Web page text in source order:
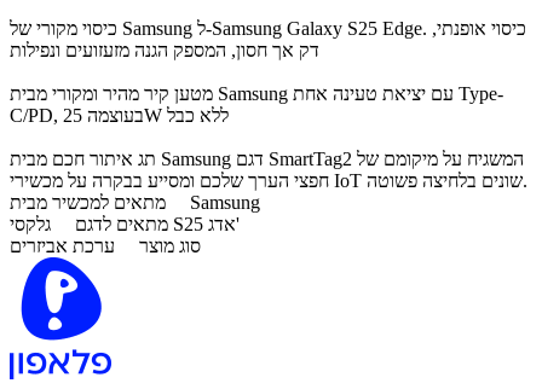
כיסוי מקורי של Samsung ל-Samsung Galaxy S25 Edge. כיסוי אופנתי,
דק אך חסון, המספק הגנה מזעזועים ונפילות
מטען קיר מהיר ​ומקורי מבית Samsung עם יציאת טעינה אחת Type-
C/PD, בעוצמה 25W ללא כבל
​תג איתור חכם מבית Samsung דגם SmartTag2 המשגיח על מיקומם של
חפצי הערך שלכם ומסייע בבקרה על מכשירי IoT שונים בלחיצה פשוטה.
מתאים למכשיר מבית Samsung
מתאים לדגם
גלקסי S25 אדג'
סוג מוצר ערכת אביזרים